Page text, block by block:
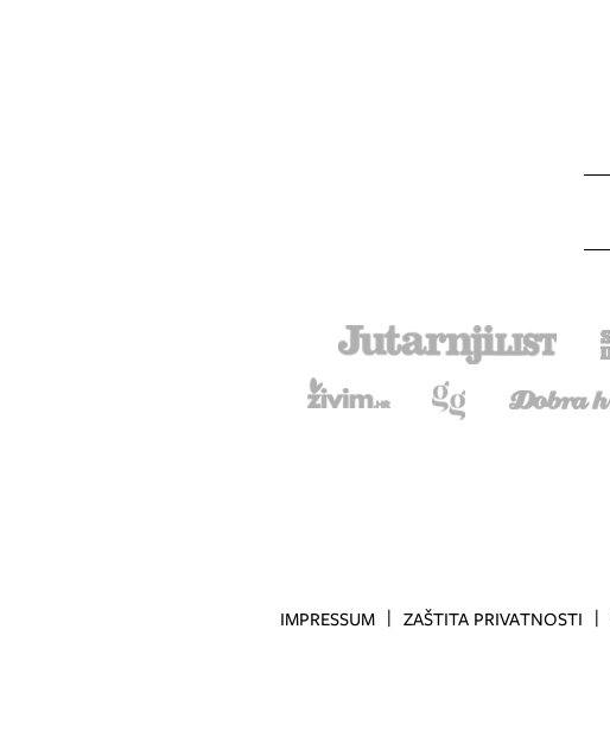
IMPRESSUM ZAŠTITA PRIVATNOSTI